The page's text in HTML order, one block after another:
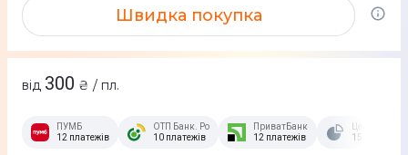
Швидка покупка
від 300 ₴ / пл.
ПУМБ
12 платежів
ОТП Банк. Розстрочка Скибочка.
10 платежів
ПриватБанк
12 платежів
15 платежів